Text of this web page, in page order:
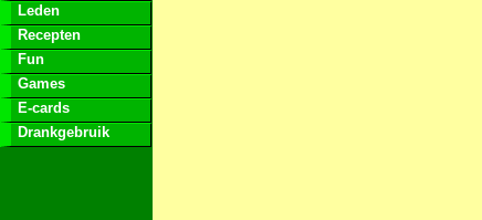
Leden
Recepten
Fun
Games
E-cards
Drankgebruik